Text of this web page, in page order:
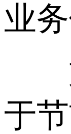
业务
如
于